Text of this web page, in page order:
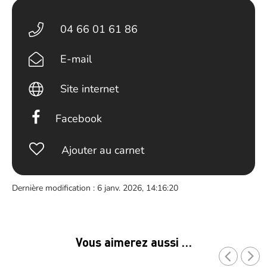
04 66 01 61 86
E-mail
Site internet
Facebook
Ajouter au carnet
Dernière modification : 6 janv. 2026, 14:16:20
Vous aimerez aussi …